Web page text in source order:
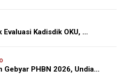
Evaluasi Kadisdik OKU, …
Gebyar PHBN 2026, Undia…